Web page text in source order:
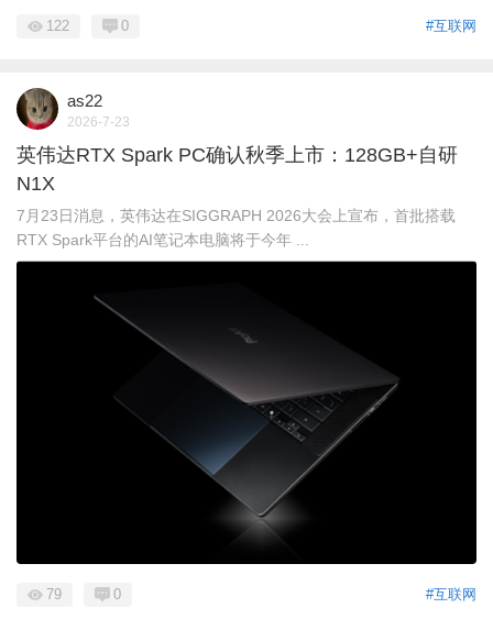
#互联网
122 0
as22
2026-7-23
英伟达RTX Spark PC确认秋季上市：128GB+自研
N1X
7月23日消息，英伟达在SIGGRAPH 2026大会上宣布，首批搭载
RTX Spark平台的AI笔记本电脑将于今年 ...
#互联网
79 0